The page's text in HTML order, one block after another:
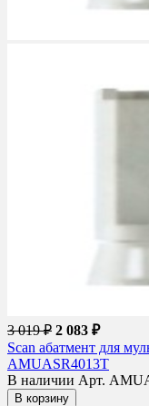
3 019 ₽ 2 083 ₽
Scan абатмент для
AMUASR4013T
В наличии Арт.
В корзину